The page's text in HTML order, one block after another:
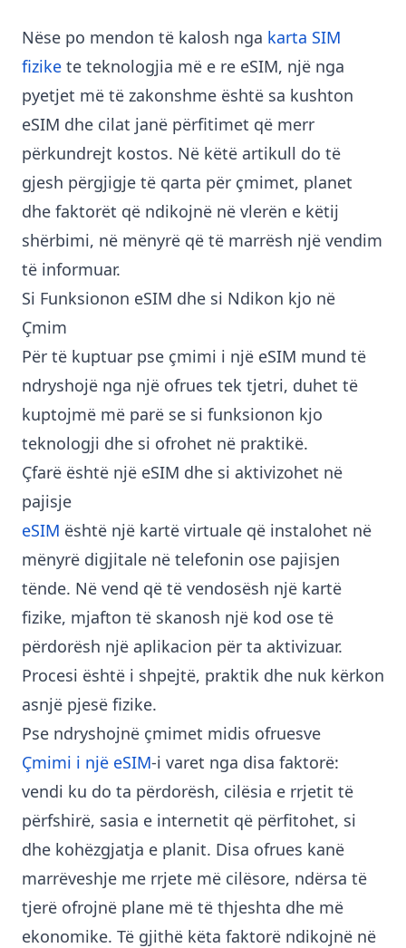
Nëse po mendon të kalosh nga karta SIM
fizike te teknologjia më e re eSIM, një nga
pyetjet më të zakonshme është sa kushton
eSIM dhe cilat janë përfitimet që merr
përkundrejt kostos. Në këtë artikull do të
gjesh përgjigje të qarta për çmimet, planet
dhe faktorët që ndikojnë në vlerën e këtij
shërbimi, në mënyrë që të marrësh një vendim
të informuar.
Si Funksionon eSIM dhe si Ndikon kjo në
Çmim
Për të kuptuar pse çmimi i një eSIM mund të
ndryshojë nga një ofrues tek tjetri, duhet të
kuptojmë më parë se si funksionon kjo
teknologji dhe si ofrohet në praktikë.
Çfarë është një eSIM dhe si aktivizohet në
pajisje
eSIM është një kartë virtuale që instalohet në
mënyrë digjitale në telefonin ose pajisjen
tënde. Në vend që të vendosësh një kartë
fizike, mjafton të skanosh një kod ose të
përdorësh një aplikacion për ta aktivizuar.
Procesi është i shpejtë, praktik dhe nuk kërkon
asnjë pjesë fizike.
Pse ndryshojnë çmimet midis ofruesve
Çmimi i një eSIM-i varet nga disa faktorë:
vendi ku do ta përdorësh, cilësia e rrjetit të
përfshirë, sasia e internetit që përfitohet, si
dhe kohëzgjatja e planit. Disa ofrues kanë
marrëveshje me rrjete më cilësore, ndërsa të
tjerë ofrojnë plane më të thjeshta dhe më
ekonomike. Të gjithë këta faktorë ndikojnë në